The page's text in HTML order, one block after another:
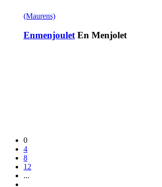
(Maurens)
Enmenjoulet En Menjolet
0
4
8
12
...